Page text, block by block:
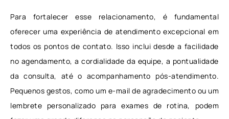
Para fortalecer esse relacionamento, é fundamental
oferecer uma experiência de atendimento excepcional em
todos os pontos de contato. Isso inclui desde a facilidade
no agendamento, a cordialidade da equipe, a pontualidade
da consulta, até o acompanhamento pós-atendimento.
Pequenos gestos, como um e-mail de agradecimento ou um
lembrete personalizado para exames de rotina, podem